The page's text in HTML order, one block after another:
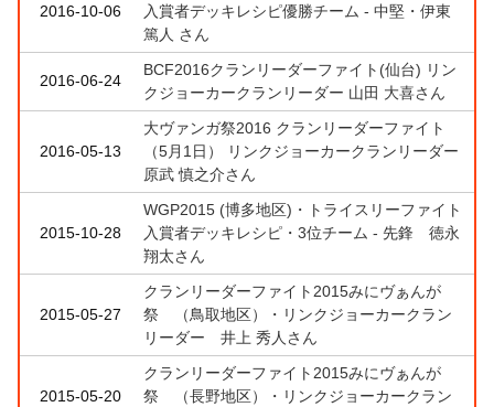
2016-10-06
入賞者デッキレシピ優勝チーム - 中堅・伊東
篤人 さん
2016-06-24
BCF2016クランリーダーファイト(仙台) リン
クジョーカークランリーダー 山田 大喜さん
2016-05-13
大ヴァンガ祭2016 クランリーダーファイト
（5月1日） リンクジョーカークランリーダー
原武 慎之介さん
2015-10-28
WGP2015 (博多地区)・トライスリーファイト
入賞者デッキレシピ・3位チーム - 先鋒 徳永
翔太さん
2015-05-27
クランリーダーファイト2015みにヴぁんが
祭 （鳥取地区）・リンクジョーカークラン
リーダー 井上 秀人さん
2015-05-20
クランリーダーファイト2015みにヴぁんが
祭 （長野地区）・リンクジョーカークラン